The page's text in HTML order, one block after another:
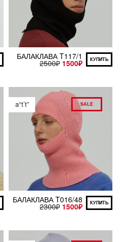
БАЛАКЛАВА T117/1
2500₽ 1500₽ КУПИТЬ
a°t’t” SALE
БАЛАКЛАВА T016/48
2300₽ 1500₽ КУПИТЬ